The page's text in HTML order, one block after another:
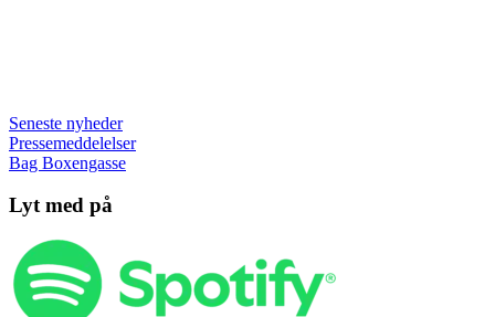
Seneste nyheder
Pressemeddelelser
Bag Boxengasse
Lyt med på